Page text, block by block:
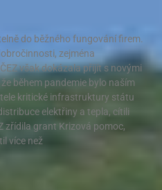
do běžného fungování firem.
zejména
však dokázala přijít s novými
během pandemie bylo naším
kritické infrastruktury státu
elektřiny a tepla, cítili
zřídila grant Krizová pomoc,
více než